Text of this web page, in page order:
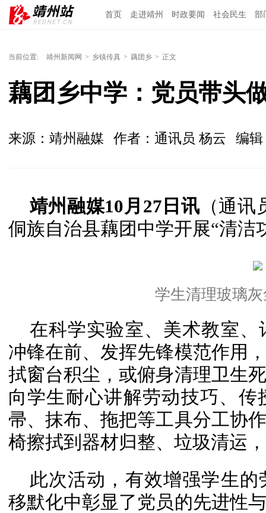
首页 走进靖州 时政要闻 社会民生 部
当前位置: 靖州新闻网 > 乡镇传真 > 藕团乡 > 正文
藕团乡中学：党员带头
来源：靖州融媒 作者：通讯员 杨云 编
靖州融媒10月27日讯 （通
侗族自治县藕团中学开展“清洁
学生清理玻璃
在科学实验室、美术教室
冲锋在前、发挥先锋模范作用
拭窗台积尘，或俯身清理卫生
向学生耐心讲解劳动技巧、
帚、抹布、拖把等工具分工协
椅擦拭到器材归整、垃圾清运
此次活动，有效增强学生
移默化中彰显了党员的先进性